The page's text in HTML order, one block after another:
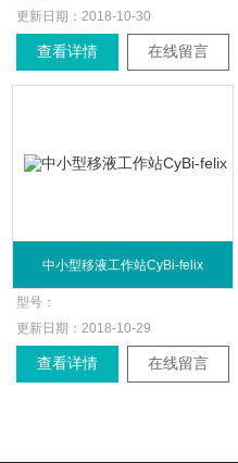
更新日期：2018-10-30
查看详情 在线留言
中小型移液工作站CyBi-felix
型号：
更新日期：2018-10-29
查看详情 在线留言